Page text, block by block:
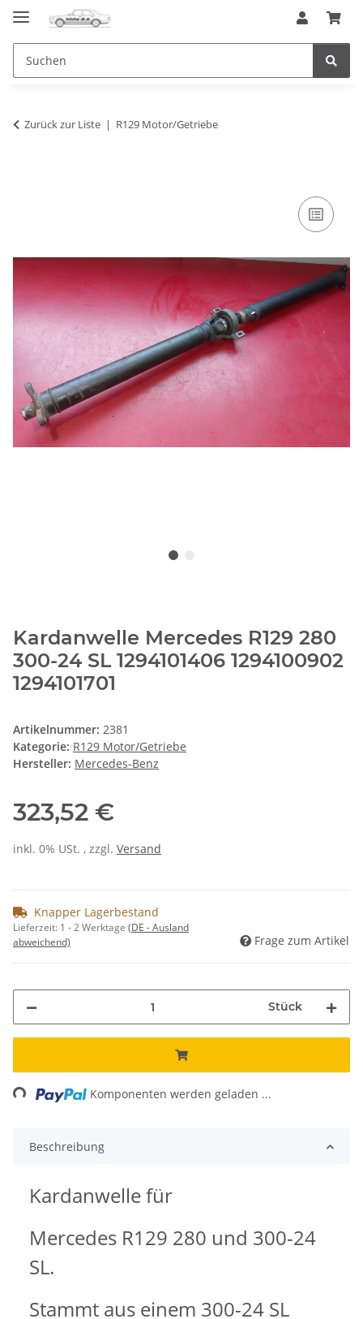
Zurück zur Liste R129 Motor/Getriebe
Kardanwelle Mercedes R129 280
300-24 SL 1294101406 1294100902
1294101701
Artikelnummer: 2381
Kategorie: R129 Motor/Getriebe
Hersteller: Mercedes-Benz
323,52 €
inkl. 0% USt. , zzgl. Versand
Knapper Lagerbestand
Lieferzeit: 1 - 2 Werktage (DE - Ausland
abweichend)
Frage zum Artikel
Stück
Komponenten werden geladen ...
Beschreibung
Kardanwelle für
Mercedes R129 280 und 300-24
SL.
Stammt aus einem 300-24 SL